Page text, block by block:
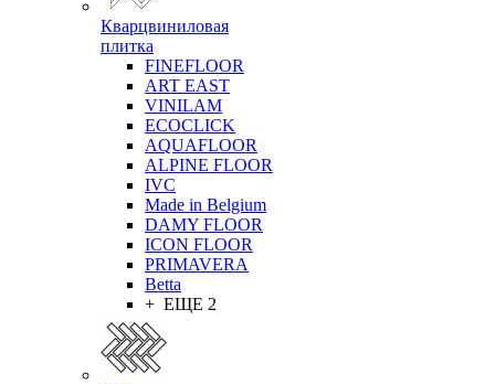
Кварцвиниловая
плитка
FINEFLOOR
ART EAST
VINILAM
ECOCLICK
AQUAFLOOR
ALPINE FLOOR
IVC
Made in Belgium
DAMY FLOOR
ICON FLOOR
PRIMAVERA
Betta
+ ЕЩЕ 2